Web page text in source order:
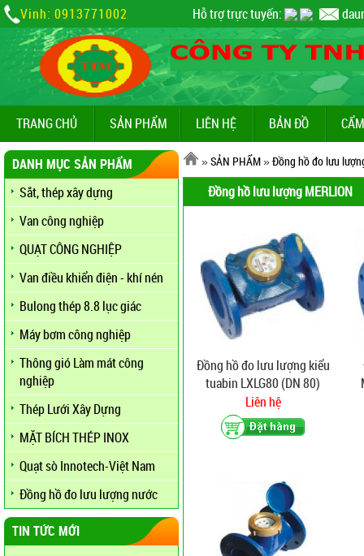
Vinh: 0913771002 Hỗ trợ trực tuyến:
TRANG CHỦ SẢN PHẨM LIÊN HỆ BẢN ĐỒ
DANH MỤC SẢN PHẨM
Sắt, thép xây dựng
Van công nghiệp
QUẠT CÔNG NGHIỆP
Van điều khiển điện - khí nén
Bulong thép 8.8 lục giác
Máy bơm công nghiệp
Thông gió Làm mát công
nghiệp
Thép Lưới Xây Dựng
MẶT BÍCH THÉP INOX
Quạt sò Innotech-Việt Nam
Đồng hồ đo lưu lượng nước
TIN TỨC MỚI
»SẢN PHẨM»Đồng hồ đo lưu
Đồng hồ lưu lượng MERLION
Đồng hồ đo lưu lượng kiểu
tuabin LXLG80 (DN 80)
Liên hệ